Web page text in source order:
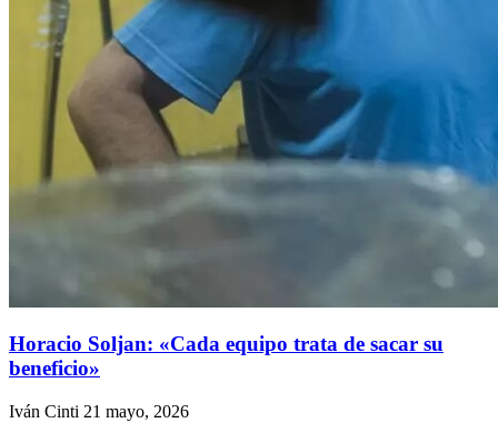
Horacio Soljan: «Cada equipo trata de sacar su
beneficio»
Iván Cinti 21 mayo, 2026